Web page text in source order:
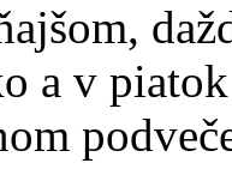
a v